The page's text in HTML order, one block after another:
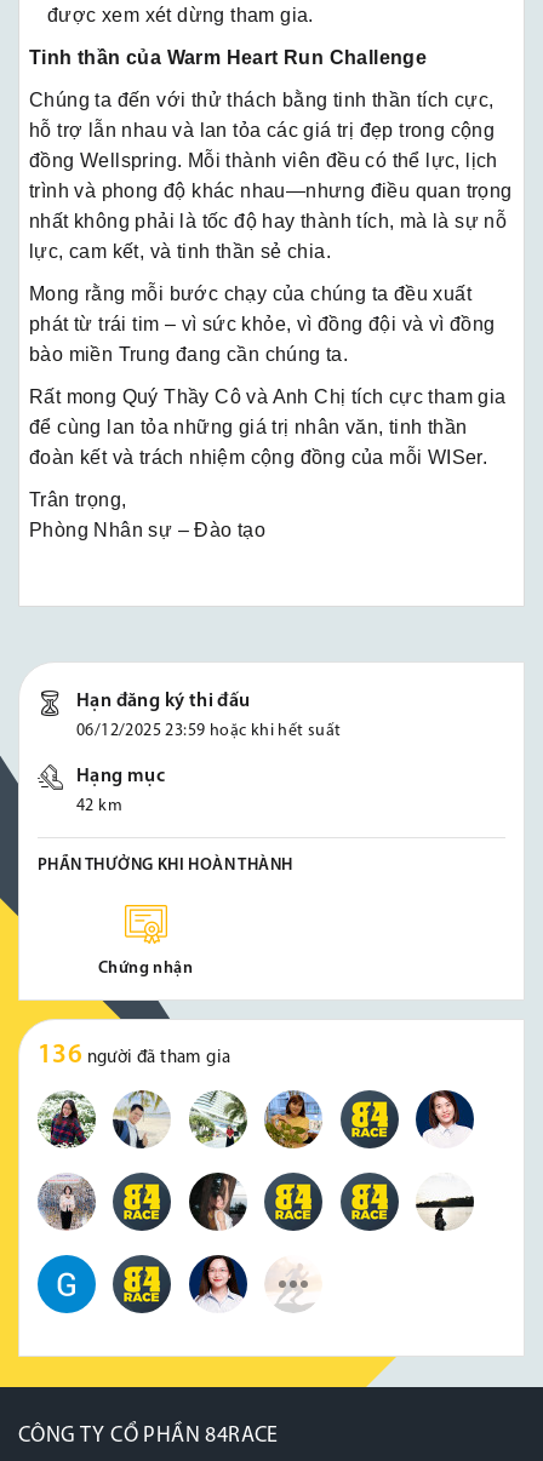
được xem xét dừng tham gia.
Tinh thần của Warm Heart Run Challenge
Chúng ta đến với thử thách bằng tinh thần tích cực,
hỗ trợ lẫn nhau và lan tỏa các giá trị đẹp trong cộng
đồng Wellspring. Mỗi thành viên đều có thể lực, lịch
trình và phong độ khác nhau—nhưng điều quan trọng
nhất không phải là tốc độ hay thành tích, mà là sự nỗ
lực, cam kết, và tinh thần sẻ chia.
Mong rằng mỗi bước chạy của chúng ta đều xuất
phát từ trái tim – vì sức khỏe, vì đồng đội và vì đồng
bào miền Trung đang cần chúng ta.
Rất mong Quý Thầy Cô và Anh Chị tích cực tham gia
để cùng lan tỏa những giá trị nhân văn, tinh thần
đoàn kết và trách nhiệm cộng đồng của mỗi WISer.
Trân trọng,
Phòng Nhân sự – Đào tạo
Hạn đăng ký thi đấu
06/12/2025 23:59 hoặc khi hết suất
Hạng mục
42 km
PHẦN THƯỞNG KHI HOÀN THÀNH
Chứng nhận
136 người đã tham gia
CÔNG TY CỔ PHẦN 84RACE